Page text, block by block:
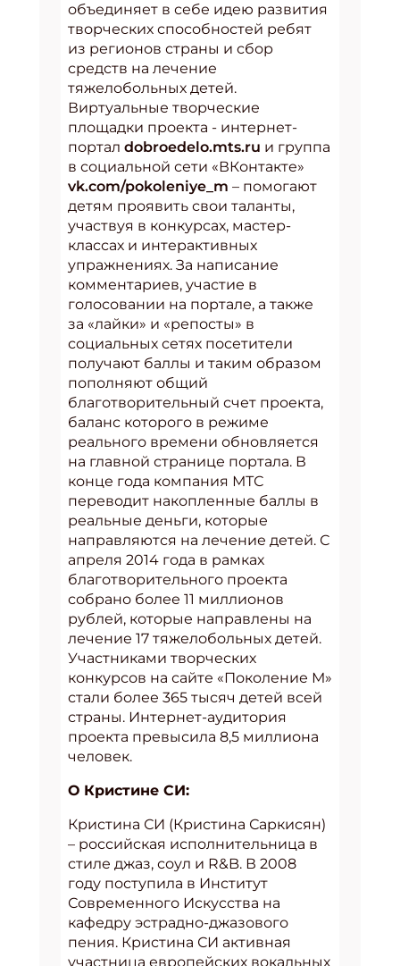
объединяет в себе идею развития
творческих способностей ребят
из регионов страны и сбор
средств на лечение
тяжелобольных детей.
Виртуальные творческие
площадки проекта - интернет-
портал dobroedelo.mts.ru и группа
в социальной сети «ВКонтакте»
vk.com/pokoleniye_m – помогают
детям проявить свои таланты,
участвуя в конкурсах, мастер-
классах и интерактивных
упражнениях. За написание
комментариев, участие в
голосовании на портале, а также
за «лайки» и «репосты» в
социальных сетях посетители
получают баллы и таким образом
пополняют общий
благотворительный счет проекта,
баланс которого в режиме
реального времени обновляется
на главной странице портала. В
конце года компания МТС
переводит накопленные баллы в
реальные деньги, которые
направляются на лечение детей. С
апреля 2014 года в рамках
благотворительного проекта
собрано более 11 миллионов
рублей, которые направлены на
лечение 17 тяжелобольных детей.
Участниками творческих
конкурсов на сайте «Поколение М»
стали более 365 тысяч детей всей
страны. Интернет-аудитория
проекта превысила 8,5 миллиона
человек.
О Кристине СИ:
Кристина СИ (Кристина Саркисян)
– российская исполнительница в
стиле джаз, соул и R&B. В 2008
году поступила в Институт
Современного Искусства на
кафедру эстрадно-джазового
пения. Кристина СИ активная
участница европейских вокальных